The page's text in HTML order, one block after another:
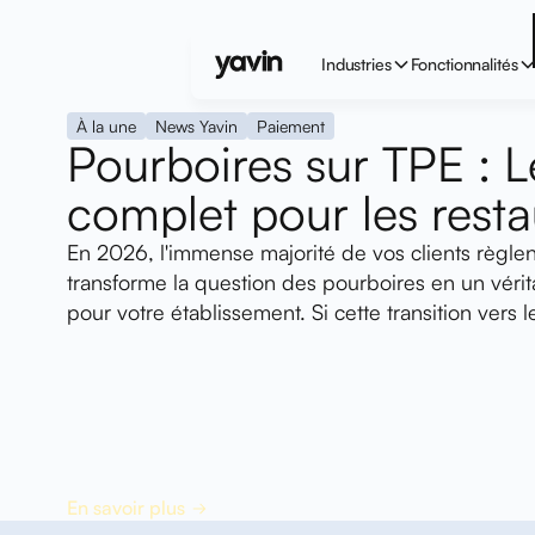
Industries Fonctionnalités
À la une News Yavin Paiement
Pourboires sur TPE :
complet pour les
En 2026, l'immense majorité de vos clients
transforme la question des pourboires en un
pour votre établissement. Si cette transition vers
d'achat de vos équipes, en salle comme en
En savoir plus